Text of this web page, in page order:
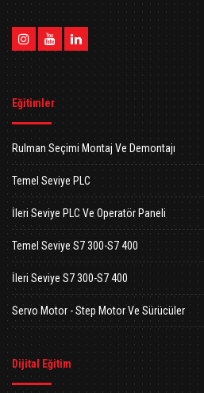
Eğitimler
Rulman Seçimi Montaj Ve Demontajı
Temel Seviye PLC
İleri Seviye PLC Ve Operatör Paneli
Temel Seviye S7 300-S7 400
İleri Seviye S7 300-S7 400
Servo Motor - Step Motor Ve Sürücüler
Dijital Eğitim